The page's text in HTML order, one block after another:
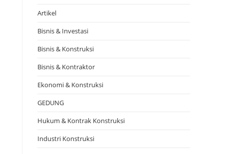
Artikel
Bisnis & Investasi
Bisnis & Konstruksi
Bisnis & Kontraktor
Ekonomi & Konstruksi
GEDUNG
Hukum & Kontrak Konstruksi
Industri Konstruksi